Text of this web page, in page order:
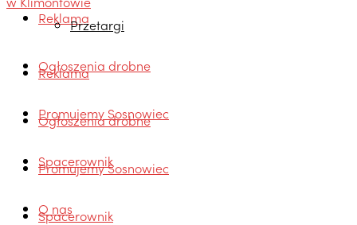
Reklama
Ogłoszenia drobne
Promujemy Sosnowiec
Spacerownik
O nas
Przetargi
Reklama
Ogłoszenia drobne
Promujemy Sosnowiec
Spacerownik